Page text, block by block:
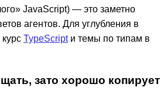
JavaScript) — это заметно
агентов. Для углубления в
TypeScriptи темы по типам в
зато хорошо копирует